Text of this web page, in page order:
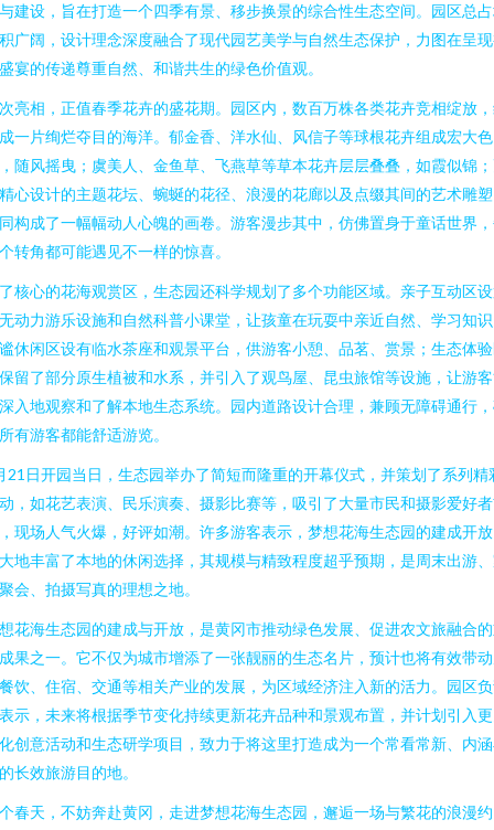
建设，旨在打造一个四季有景、移步换景的综合性生态空间。园区总
广阔，设计理念深度融合了现代园艺美学与自然生态保护，力图在呈
宴的传递尊重自然、和谐共生的绿色价值观。
亮相，正值春季花卉的盛花期。园区内，数百万株各类花卉竞相绽放
一片绚烂夺目的海洋。郁金香、洋水仙、风信子等球根花卉组成宏大色
随风摇曳；虞美人、金鱼草、飞燕草等草本花卉层层叠叠，如霞似锦
心设计的主题花坛、蜿蜒的花径、浪漫的花廊以及点缀其间的艺术雕
构成了一幅幅动人心魄的画卷。游客漫步其中，仿佛置身于童话世界
转角都可能遇见不一样的惊喜。
核心的花海观赏区，生态园还科学规划了多个功能区域。亲子互动区
动力游乐设施和自然科普小课堂，让孩童在玩耍中亲近自然、学习知
休闲区设有临水茶座和观景平台，供游客小憩、品茗、赏景；生态体
留了部分原生植被和水系，并引入了观鸟屋、昆虫旅馆等设施，让游
入地观察和了解本地生态系统。园内道路设计合理，兼顾无障碍通行
有游客都能舒适游览。
21日开园当日，生态园举办了简短而隆重的开幕仪式，并策划了系列精
，如花艺表演、民乐演奏、摄影比赛等，吸引了大量市民和摄影爱好
现场人气火爆，好评如潮。许多游客表示，梦想花海生态园的建成开
地丰富了本地的休闲选择，其规模与精致程度超乎预期，是周末出游
会、拍摄写真的理想之地。
花海生态园的建成与开放，是黄冈市推动绿色发展、促进农文旅融合
果之一。它不仅为城市增添了一张靓丽的生态名片，预计也将有效带
饮、住宿、交通等相关产业的发展，为区域经济注入新的活力。园区
示，未来将根据季节变化持续更新花卉品种和景观布置，并计划引入
创意活动和生态研学项目，致力于将这里打造成为一个常看常新、内
长效旅游目的地。
春天，不妨奔赴黄冈，走进梦想花海生态园，邂逅一场与繁花的浪漫约